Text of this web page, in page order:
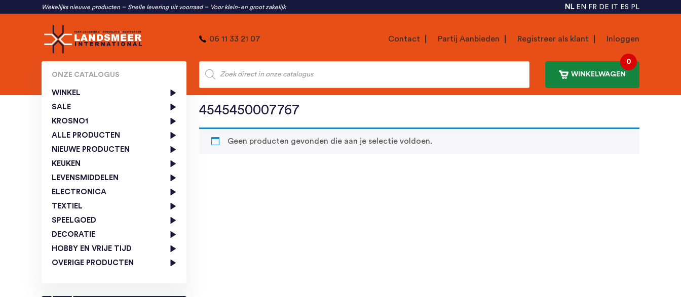
Wekelijks nieuwe producten Snelle levering uit voorraad Voor klein- en groot zakelijk NL EN FR DE IT ES PL
06 11 33 21 07 Contact Partij Aanbieden Registreer als klant Inloggen
Producten
zoeken
WINKELWAGEN
0
ONZE CATALOGUS
WINKEL
SALE
KROSNO1
ALLE PRODUCTEN
NIEUWE PRODUCTEN
KEUKEN
LEVENSMIDDELEN
ELECTRONICA
TEXTIEL
SPEELGOED
DECORATIE
HOBBY EN VRIJE TIJD
OVERIGE PRODUCTEN
4545450007767
Geen producten gevonden die aan je selectie voldoen.